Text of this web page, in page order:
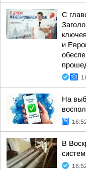
С
и
На
В